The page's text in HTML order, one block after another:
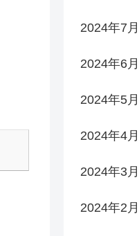
2024年7月
2024年6月
2024年5月
2024年4月
2024年3月
2024年2月